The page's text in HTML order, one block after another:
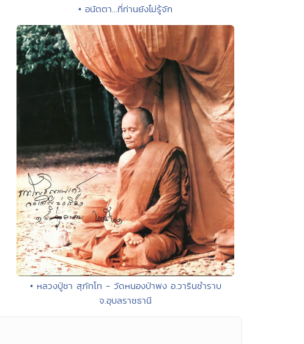
• อนัตตา...ที่ท่านยังไม่รู้จัก
• หลวงปู่ชา สุภัทโท - วัดหนองป่าพง อ.วารินชำราบ
จ.อุบลราชธานี